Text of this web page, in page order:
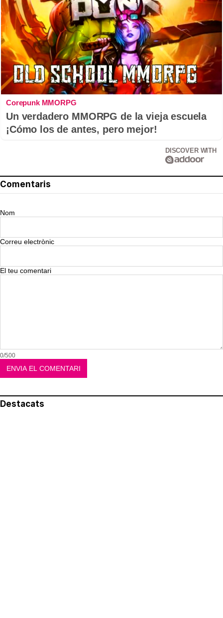
Corepunk MMORPG
Un verdadero MMORPG de la vieja escuela
¡Cómo los de antes, pero mejor!
DISCOVER WITH
Comentaris
Nom
Correu electrònic
El teu comentari
0/500
Destacats